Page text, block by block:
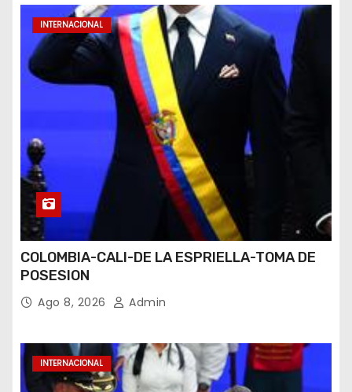
INTERNACIONAL
COLOMBIA-CALI-DE LA ESPRIELLA-TOMA DE
POSESION
Ago 8, 2026 Admin
INTERNACIONAL